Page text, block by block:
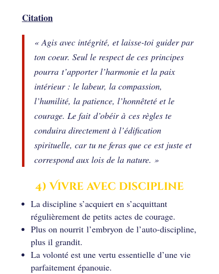
Citation
« Agis avec intégrité, et laisse-toi guider par
ton coeur. Seul le respect de ces principes
pourra t’apporter l’harmonie et la paix
intérieur : le labeur, la compassion,
l’humilité, la patience, l’honnêteté et le
courage. Le fait d’obéir à ces règles te
conduira directement à l’édification
spirituelle, car tu ne feras que ce est juste et
correspond aux lois de la nature. »
4) Vivre avec discipline
La discipline s’acquiert en s’acquittant
régulièrement de petits actes de courage.
Plus on nourrit l’embryon de l’auto-discipline,
plus il grandit.
La volonté est une vertu essentielle d’une vie
parfaitement épanouie.